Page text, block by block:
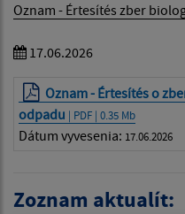
Oznam - Értesítés zber
17.06.2026
Oznam - Értesítés o
odpadu | PDF | 0.35 Mb
Dátum vyvesenia: 17.06.2026
Zoznam aktualít: